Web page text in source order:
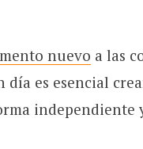
nuevo a las
día es esencial
independiente